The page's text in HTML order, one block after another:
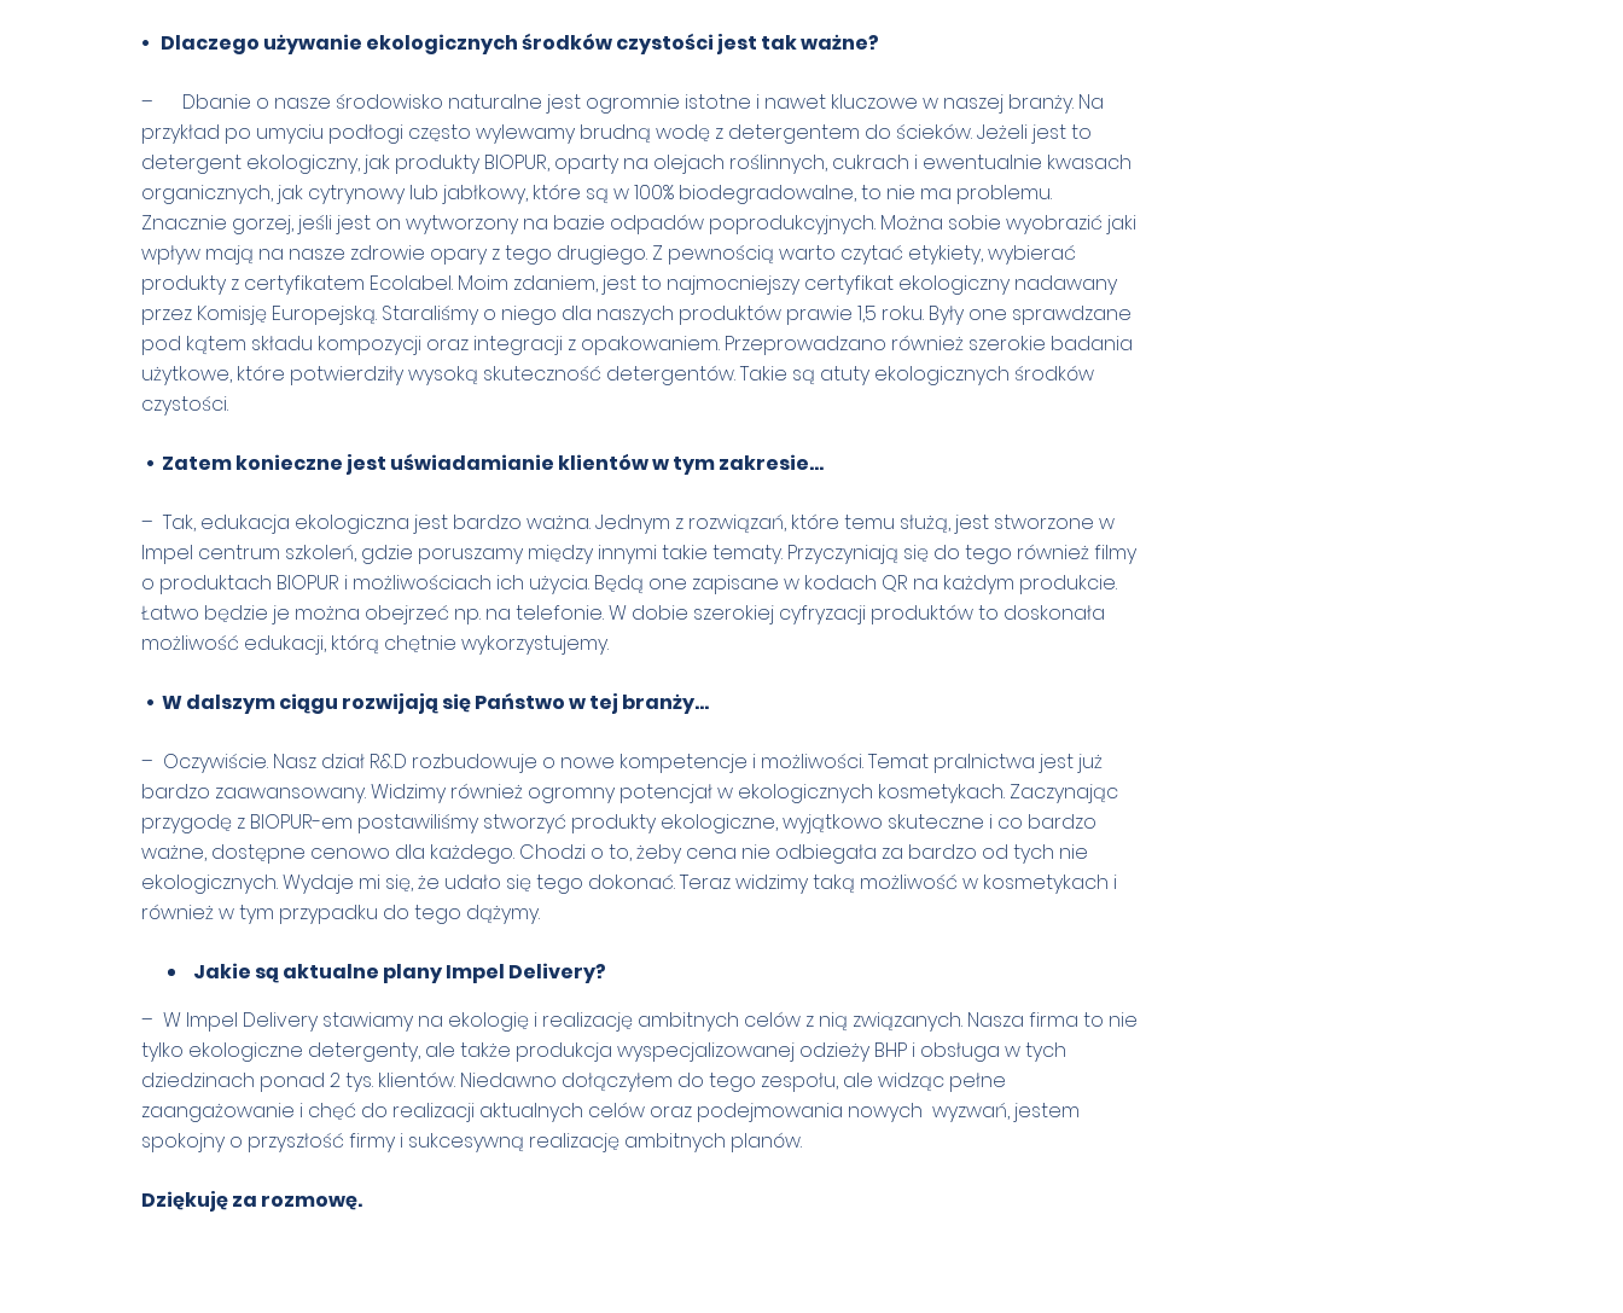
• Dlaczego używanie ekologicznych środków czystości jest tak ważne?
– Dbanie o nasze środowisko naturalne jest ogromnie istotne i nawet kluczowe w naszej branży. Na
przykład po umyciu podłogi często wylewamy brudną wodę z detergentem do ścieków. Jeżeli jest to
detergent ekologiczny, jak produkty BIOPUR, oparty na olejach roślinnych, cukrach i ewentualnie kwasach
organicznych, jak cytrynowy lub jabłkowy, które są w 100% biodegradowalne, to nie ma problemu.
Znacznie gorzej, jeśli jest on wytworzony na bazie odpadów poprodukcyjnych. Można sobie wyobrazić jaki
wpływ mają na nasze zdrowie opary z tego drugiego. Z pewnością warto czytać etykiety, wybierać
produkty z certyfikatem Ecolabel. Moim zdaniem, jest to najmocniejszy certyfikat ekologiczny nadawany
przez Komisję Europejską. Staraliśmy o niego dla naszych produktów prawie 1,5 roku. Były one sprawdzane
pod kątem składu kompozycji oraz integracji z opakowaniem. Przeprowadzano również szerokie badania
użytkowe, które potwierdziły wysoką skuteczność detergentów. Takie są atuty ekologicznych środków
czystości.
• Zatem konieczne jest uświadamianie klientów w tym zakresie…
– Tak, edukacja ekologiczna jest bardzo ważna. Jednym z rozwiązań, które temu służą, jest stworzone w
Impel centrum szkoleń, gdzie poruszamy między innymi takie tematy. Przyczyniają się do tego również filmy
o produktach BIOPUR i możliwościach ich użycia. Będą one zapisane w kodach QR na każdym produkcie.
Łatwo będzie je można obejrzeć np. na telefonie. W dobie szerokiej cyfryzacji produktów to doskonała
możliwość edukacji, którą chętnie wykorzystujemy.
• W dalszym ciągu rozwijają się Państwo w tej branży…
– Oczywiście. Nasz dział R&D rozbudowuje o nowe kompetencje i możliwości. Temat pralnictwa jest już
bardzo zaawansowany. Widzimy również ogromny potencjał w ekologicznych kosmetykach. Zaczynając
przygodę z BIOPUR-em postawiliśmy stworzyć produkty ekologiczne, wyjątkowo skuteczne i co bardzo
ważne, dostępne cenowo dla każdego. Chodzi o to, żeby cena nie odbiegała za bardzo od tych nie
ekologicznych. Wydaje mi się, że udało się tego dokonać. Teraz widzimy taką możliwość w kosmetykach i
również w tym przypadku do tego dążymy.
Jakie są aktualne plany Impel Delivery?
– W Impel Delivery stawiamy na ekologię i realizację ambitnych celów z nią związanych. Nasza firma to nie
tylko ekologiczne detergenty, ale także produkcja wyspecjalizowanej odzieży BHP i obsługa w tych
dziedzinach ponad 2 tys. klientów. Niedawno dołączyłem do tego zespołu, ale widząc pełne
zaangażowanie i chęć do realizacji aktualnych celów oraz podejmowania nowych wyzwań, jestem
spokojny o przyszłość firmy i sukcesywną realizację ambitnych planów.
Dziękuję za rozmowę.